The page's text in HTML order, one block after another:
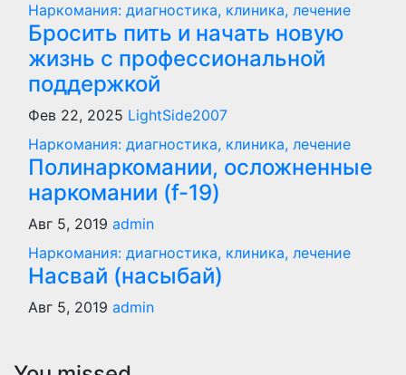
Наркомания: диагностика, клиника, лечение
Бросить пить и начать новую
жизнь с профессиональной
поддержкой
Фев 22, 2025 LightSide2007
Наркомания: диагностика, клиника, лечение
Полинаркомании, осложненные
наркомании (f-19)
Авг 5, 2019 admin
Наркомания: диагностика, клиника, лечение
Насвай (насыбай)
Авг 5, 2019 admin